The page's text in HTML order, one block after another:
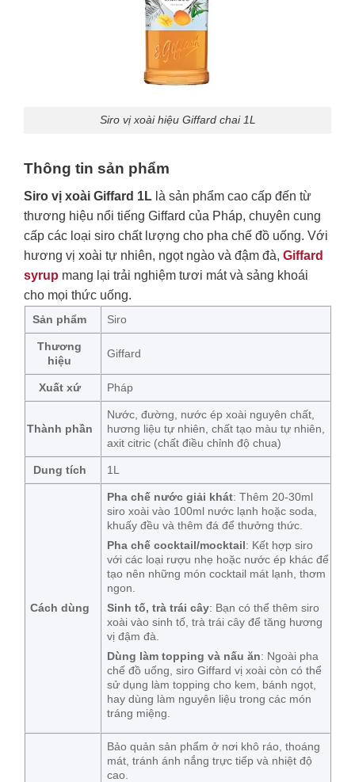
Siro vị xoài hiệu Giffard chai 1L
Thông tin sản phẩm
Siro vị xoài Giffard 1Llà sản phẩm cao cấp đến từ
thương hiệu nổi tiếng Giffard của Pháp, chuyên cung
cấp các loại siro chất lượng cho pha chế đồ uống. Với
hương vị xoài tự nhiên, ngọt ngào và đậm đà, Giffard
syrup mang lại trải nghiệm tươi mát và sảng khoái
cho mọi thức uống.
Sản phẩm Siro
Thương
hiệu
Giffard
Xuất xứ Pháp
Thành phần
Nước, đường, nước ép xoài nguyên chất,
hương liệu tự nhiên, chất tạo màu tự nhiên,
axit citric (chất điều chỉnh độ chua)
Dung tích 1L
Cách dùng
Pha chế nước giải khát: Thêm 20-30ml
siro xoài vào 100ml nước lạnh hoặc soda,
khuấy đều và thêm đá để thưởng thức.
Pha chế cocktail/mocktail: Kết hợp siro
với các loại rượu nhẹ hoặc nước ép khác để
tạo nên những món cocktail mát lạnh, thơm
ngon.
Sinh tố, trà trái cây: Bạn có thể thêm siro
xoài vào sinh tố, trà trái cây để tăng hương
vị đậm đà.
Dùng làm topping và nấu ăn: Ngoài pha
chế đồ uống, siro Giffard vị xoài còn có thể
sử dụng làm topping cho kem, bánh ngọt,
hay dùng làm nguyên liệu trong các món
tráng miệng.
Bảo quản sản phẩm ở nơi khô ráo, thoáng
mát, tránh ánh nắng trực tiếp và nhiệt độ
cao.